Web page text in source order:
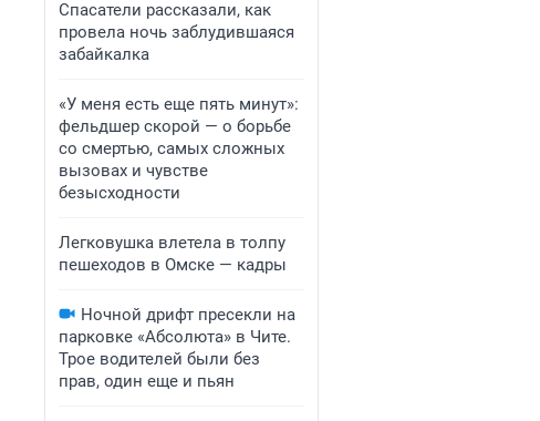
Спасатели рассказали, как
провела ночь заблудившаяся
забайкалка
«У меня есть еще пять минут»:
фельдшер скорой — о борьбе
со смертью, самых сложных
вызовах и чувстве
безысходности
Легковушка влетела в толпу
пешеходов в Омске — кадры
Ночной дрифт пресекли на
парковке «Абсолюта» в Чите.
Трое водителей были без
прав, один еще и пьян